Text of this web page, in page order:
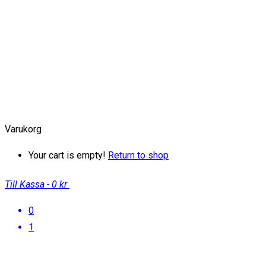
Varukorg
Your cart is empty! Return to shop
Till Kassa - 0 kr
0
1